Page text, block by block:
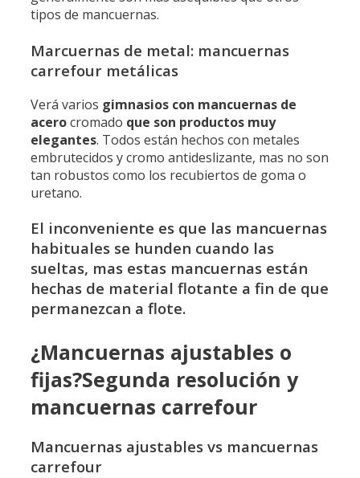
tipos de mancuernas.
Marcuernas de metal: mancuernas
carrefour metálicas
Verá varios gimnasios con mancuernas de
acerocromado que son productos muy
elegantes. Todos están hechos con metales
embrutecidos y cromo antideslizante, mas no son
tan robustos como los recubiertos de goma o
uretano.
El inconveniente es que las mancuernas
habituales se hunden cuando las
sueltas, mas estas mancuernas están
hechas de material flotante a fin de que
permanezcan a flote.
¿Mancuernas ajustables o
fijas?Segunda resolución y
mancuernas carrefour
Mancuernas ajustables vs mancuernas
carrefour